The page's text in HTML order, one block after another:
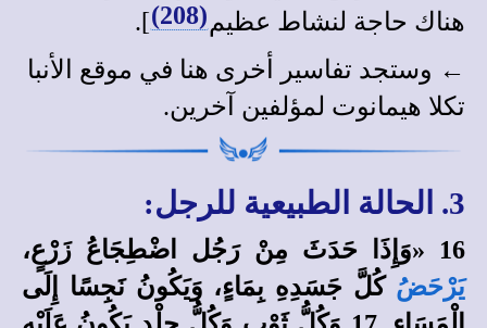
هناك حاجة لنشاط عظيم(208)
].
← وستجد تفاسير أخرى هنا في موقع الأنبا
تكلا هيمانوت لمؤلفين آخرين.
3. الحالة الطبيعية للرجل:
16 «وَإِذَا حَدَثَ مِنْ رَجُل اضْطِجَاعُ زَرْعٍ،
يَرْحَضُ كُلَّ جَسَدِهِ بِمَاءٍ، وَيَكُونُ نَجِسًا إِلَى